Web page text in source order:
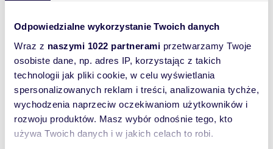
Odpowiedzialne wykorzystanie Twoich danych
Wraz z naszymi 1022 partnerami przetwarzamy Twoje
osobiste dane, np. adres IP, korzystając z takich
technologii jak pliki cookie, w celu wyświetlania
spersonalizowanych reklam i treści, analizowania tychże,
wychodzenia naprzeciw oczekiwaniom użytkowników i
rozwoju produktów. Masz wybór odnośnie tego, kto
używa Twoich danych i w jakich celach to robi.
+48 7 pokaż telefon
::DANE BIURA |
Oddział BS5, Nowa Huta |
Bracia Sadurscy Dariusz Sadurski |
Os. Kazimierzowskie 36 |
12 2 pokaż telefon